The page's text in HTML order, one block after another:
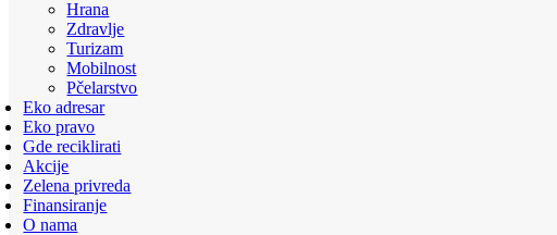
Hrana
Zdravlje
Turizam
Mobilnost
Pčelarstvo
Eko adresar
Eko pravo
Gde reciklirati
Akcije
Zelena privreda
Finansiranje
O nama